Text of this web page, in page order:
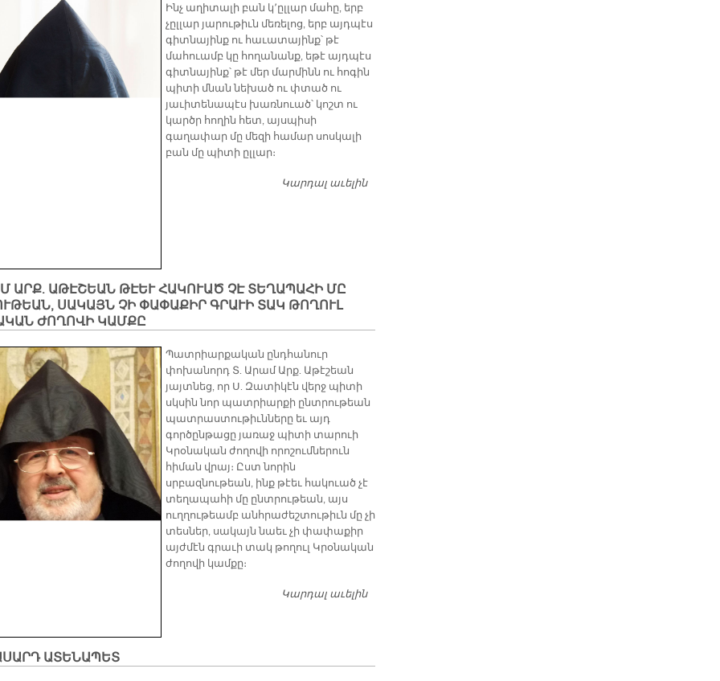
Ինչ աղիտալի բան կ՚ըլլար մահը, երբ
չըլլար յարութիւն մեռելոց, երբ այդպէս
գիտնայինք ու հաւատայինք՝ թէ
մահուամբ կը հողանանք, եթէ այդպէս
գիտնայինք՝ թէ մեր մարմինն ու հոգին
պիտի մնան նեխած ու փտած ու
յաւիտենապէս խառնուած՝ կոշտ ու
կարծր հողին հետ, այսպիսի
գաղափար մը մեզի համար սոսկալի
բան մը պիտի ըլլար։
Կարդալ աւելինՊԱՏՐԻԱՐՔԱԿԱՆ ԸՆԴՀԱՆՈՒՐ ՓՈԽԱՆՈՐԴ Տ. ԱՐԱՄ
ԱՐՔ. ԱԹԷՇԵԱՆ ԹԷԵՒ ՀԱԿՈՒԱԾ ՉԷ ՏԵՂԱՊԱՀԻ ՄԸ
ՍԱԿԱՅՆ ՉԻ ՓԱՓԱՔԻՐ ԳՐԱՒԻ ՏԱԿ ԹՈՂՈՒԼ
ԺՈՂՈՎԻ ԿԱՄՔԸ
Պատրիարքական ընդհանուր
փոխանորդ Տ. Արամ Արք. Աթէշեան
յայտնեց, որ Ս. Զատիկէն վերջ պիտի
սկսին նոր պատրիարքի ընտրութեան
պատրաստութիւնները եւ այդ
գործընթացը յառաջ պիտի տարուի
Կրօնական ժողովի որոշումներուն
հիման վրայ։ Ըստ նորին
սրբազնութեան, ինք թէեւ հակուած չէ
տեղապահի մը ընտրութեան, այս
ուղղութեամբ անհրաժեշտութիւն մը չի
տեսներ, սակայն նաեւ չի փափաքիր
այժմէն գրաւի տակ թողուլ Կրօնական
ժողովի կամքը։
Կարդալ աւելինՏ. ԱՐԱՄ ԱՐՔ. ԱԹԷՇԵԱՆ ԹԷԵՒ ՀԱԿՈՒԱԾ ՉԷ ՏԵՂԱՊԱՀԻ ՄԸ
ԱՏԵՆԱՊԵՏ